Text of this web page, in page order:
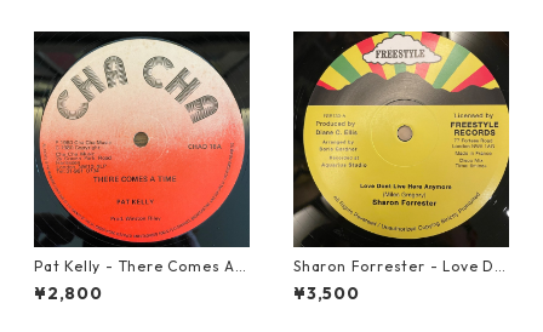
Pat Kelly - There Comes A T
ime【12-50057】
¥2,800
Sharon Forrester - Love Do
n't Live Here Anymore【12-
50068】
¥3,500